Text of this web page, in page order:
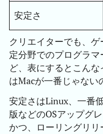
安定さ
クリエイターでも、
定分野でのプログラ
ど、表にするとこん
はMacが一番じゃない
安定さはLinux、一番
版などのOSアップグ
かつ、ローリングリ